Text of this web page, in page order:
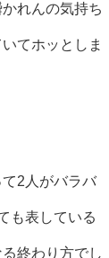
れんの気持ち
てホッとしま
2人がバラバ
も表している
終わり方でし